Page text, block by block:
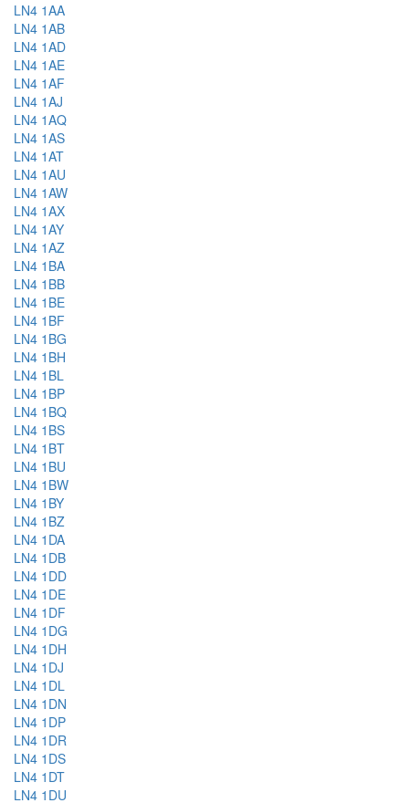
LN4 1AA
LN4 1AB
LN4 1AD
LN4 1AE
LN4 1AF
LN4 1AJ
LN4 1AQ
LN4 1AS
LN4 1AT
LN4 1AU
LN4 1AW
LN4 1AX
LN4 1AY
LN4 1AZ
LN4 1BA
LN4 1BB
LN4 1BE
LN4 1BF
LN4 1BG
LN4 1BH
LN4 1BL
LN4 1BP
LN4 1BQ
LN4 1BS
LN4 1BT
LN4 1BU
LN4 1BW
LN4 1BY
LN4 1BZ
LN4 1DA
LN4 1DB
LN4 1DD
LN4 1DE
LN4 1DF
LN4 1DG
LN4 1DH
LN4 1DJ
LN4 1DL
LN4 1DN
LN4 1DP
LN4 1DR
LN4 1DS
LN4 1DT
LN4 1DU